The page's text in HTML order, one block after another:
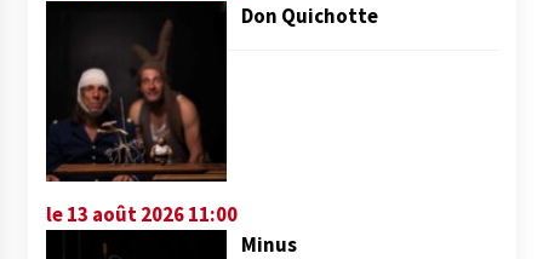
Don Quichotte
le 13 août 2026 11:00
Minus